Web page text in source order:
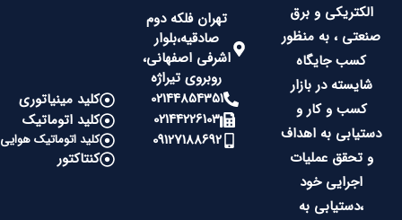
الکتریکی و برق
صنعتی ، به منظور
کسب جایگاه
شایسته در بازار
کسب و کار و
دستیابی به اهداف
و تحقق عملیات
اجرایی خود
،دستیابی به
تهران فلکه دوم
صادقیه،بلوار
اشرفی اصفهانی،
روبروی تیراژه
02144854351
02144226103
09127188692
کلید مینیاتوری
کلید اتوماتیک
کلید اتوماتیک هوایی
کنتاکتور